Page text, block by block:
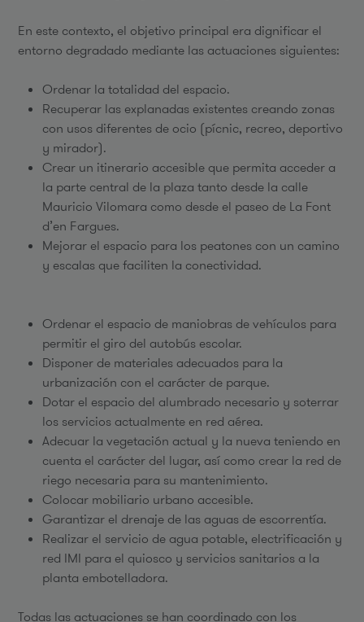
En este contexto, el objetivo principal era dignificar el
entorno degradado mediante las actuaciones siguientes:
Ordenar la totalidad del espacio.
Recuperar las explanadas existentes creando zonas
con usos diferentes de ocio (pícnic, recreo, deportivo
y mirador).
Crear un itinerario accesible que permita acceder a
la parte central de la plaza tanto desde la calle
Mauricio Vilomara como desde el paseo de La Font
d’en Fargues.
Mejorar el espacio para los peatones con un camino
y escalas que faciliten la conectividad.
Ordenar el espacio de maniobras de vehículos para
permitir el giro del autobús escolar.
Disponer de materiales adecuados para la
urbanización con el carácter de parque.
Dotar el espacio del alumbrado necesario y soterrar
los servicios actualmente en red aérea.
Adecuar la vegetación actual y la nueva teniendo en
cuenta el carácter del lugar, así como crear la red de
riego necesaria para su mantenimiento.
Colocar mobiliario urbano accesible.
Garantizar el drenaje de las aguas de escorrentía.
Realizar el servicio de agua potable, electrificación y
red IMI para el quiosco y servicios sanitarios a la
planta embotelladora.
Todas las actuaciones se han coordinado con los